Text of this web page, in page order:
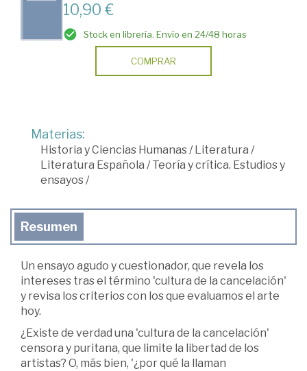
10,90 €
Stock en librería. Envío en 24/48 horas
COMPRAR
Materias:
Historia y Ciencias Humanas/ Literatura /
Literatura Española /Teoría y crítica. Estudios y
ensayos/
Resumen
Un ensayo agudo y cuestionador, que revela los
intereses tras el término 'cultura de la cancelación'
y revisa los criterios con los que evaluamos el arte
hoy.
¿Existe de verdad una 'cultura de la cancelación'
censora y puritana, que limite la libertad de los
artistas? O, más bien, '¿por qué la llaman